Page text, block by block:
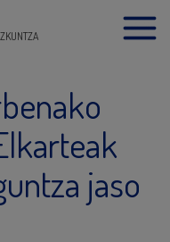
jaso